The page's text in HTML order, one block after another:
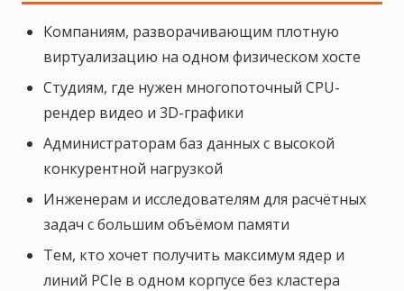
Компаниям, разворачивающим плотную
виртуализацию на одном физическом хосте
Студиям, где нужен многопоточный CPU-
рендер видео и 3D-графики
Администраторам баз данных с высокой
конкурентной нагрузкой
Инженерам и исследователям для расчётных
задач с большим объёмом памяти
Тем, кто хочет получить максимум ядер и
линий PCIe в одном корпусе без кластера